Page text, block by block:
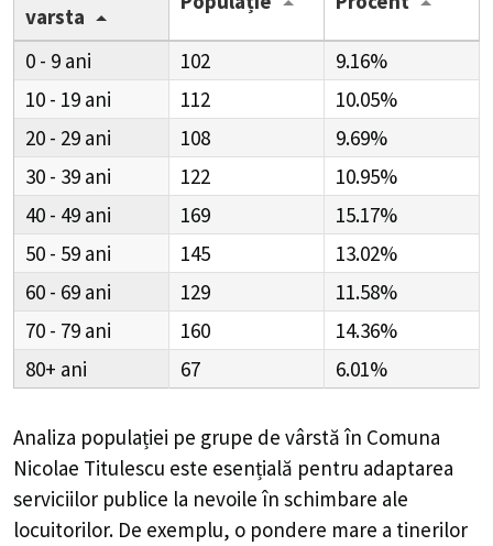
varsta
0 - 9 102
9.16%
10 - 19
112
10.05%
20 - 29
108
9.69%
30 - 39
122
10.95%
40 - 49
169
15.17%
50 - 59
145
13.02%
60 - 69
129
11.58%
70 - 79
160
14.36%
80+
67 6.01%
Analiza populației pe grupe de vârstă în Comuna
Nicolae Titulescu este esențială pentru adaptarea
serviciilor publice la nevoile în schimbare ale
locuitorilor. De exemplu, o pondere mare a tinerilor